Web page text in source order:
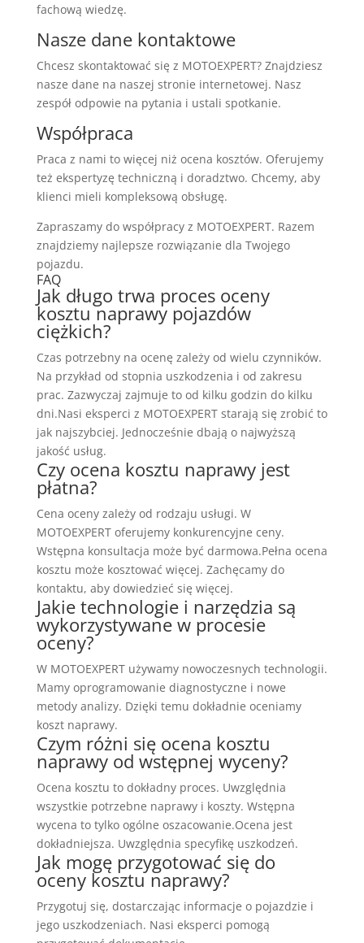
fachową wiedzę.
Nasze dane kontaktowe
Chcesz skontaktować się z MOTOEXPERT? Znajdziesz
nasze dane na naszej stronie internetowej. Nasz
zespół odpowie na pytania i ustali spotkanie.
Współpraca
Praca z nami to więcej niż ocena kosztów. Oferujemy
też ekspertyzę techniczną i doradztwo. Chcemy, aby
klienci mieli kompleksową obsługę.
Zapraszamy do współpracy z MOTOEXPERT. Razem
znajdziemy najlepsze rozwiązanie dla Twojego
pojazdu.
FAQ
Jak długo trwa proces oceny
kosztu naprawy pojazdów
ciężkich?
Czas potrzebny na ocenę zależy od wielu czynników.
Na przykład od stopnia uszkodzenia i od zakresu
prac. Zazwyczaj zajmuje to od kilku godzin do kilku
dni.Nasi eksperci z MOTOEXPERT starają się zrobić to
jak najszybciej. Jednocześnie dbają o najwyższą
jakość usług.
Czy ocena kosztu naprawy jest
płatna?
Cena oceny zależy od rodzaju usługi. W
MOTOEXPERT oferujemy konkurencyjne ceny.
Wstępna konsultacja może być darmowa.Pełna ocena
kosztu może kosztować więcej. Zachęcamy do
kontaktu, aby dowiedzieć się więcej.
Jakie technologie i narzędzia są
wykorzystywane w procesie
oceny?
W MOTOEXPERT używamy nowoczesnych technologii.
Mamy oprogramowanie diagnostyczne i nowe
metody analizy. Dzięki temu dokładnie oceniamy
koszt naprawy.
Czym różni się ocena kosztu
naprawy od wstępnej wyceny?
Ocena kosztu to dokładny proces. Uwzględnia
wszystkie potrzebne naprawy i koszty. Wstępna
wycena to tylko ogólne oszacowanie.Ocena jest
dokładniejsza. Uwzględnia specyfikę uszkodzeń.
Jak mogę przygotować się do
oceny kosztu naprawy?
Przygotuj się, dostarczając informacje o pojazdzie i
jego uszkodzeniach. Nasi eksperci pomogą